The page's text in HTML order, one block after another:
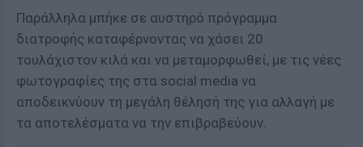
Παράλληλα μπήκε σε αυστηρό πρόγραμμα
διατροφής καταφέρνοντας να χάσει 20
τουλάχιστον κιλά και να μεταμορφωθεί, με τις νέες
φωτογραφίες της στα social media να
αποδεικνύουν τη μεγάλη θέλησή της για αλλαγή με
τα αποτελέσματα να την επιβραβεύουν.